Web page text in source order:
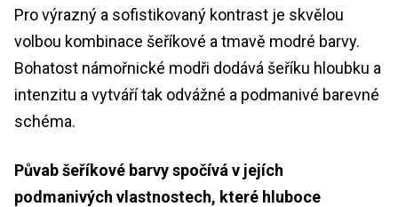
Pro výrazný a sofistikovaný kontrast je skvělou
volbou kombinace šeříkové a tmavě modré barvy.
Bohatost námořnické modři dodává šeříku hloubku a
intenzitu a vytváří tak odvážné a podmanivé barevné
schéma.
Půvab šeříkové barvy spočívá v jejích
podmanivých vlastnostech, které hluboce